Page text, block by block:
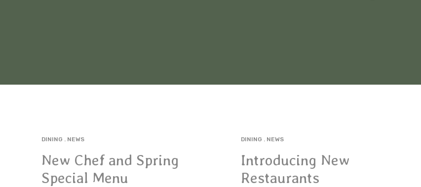
MAI
DINING NEWS
New Chef and Spring
Special Menu
AVR
24
DINING NEWS
Introducing New
Restaurants